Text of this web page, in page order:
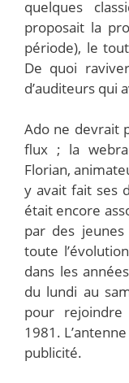
quelques
proposait la
période), le
De quoi
d’auditeurs qui
Ado ne devrait
flux ; la
Florian,
y avait fait ses
était encore
par des
toute
dans les
du lundi au
pour
1981.
publicité.